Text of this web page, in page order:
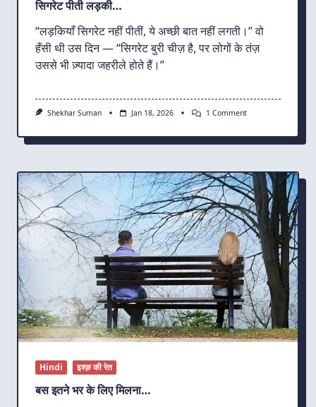
सिगरेट पीती लड़की…
“लड़कियाँ सिगरेट नहीं पीतीं, ये अच्छी बात नहीं लगती।” वो
हँसी थी उस दिन — “सिगरेट बुरी चीज़ है, पर लोगों के तंज़
उससे भी ज़्यादा जहरीले होते हैं।”
Shekhar Suman Jan 18, 2026 1 CommentOn
लड़की…
Hindi इश्क़ की रेत
बस इतने भर के लिए मिलना…